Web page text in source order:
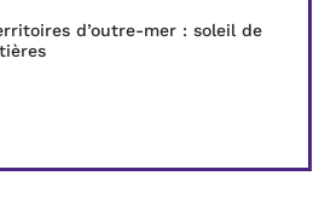
d’outre-mer : soleil de